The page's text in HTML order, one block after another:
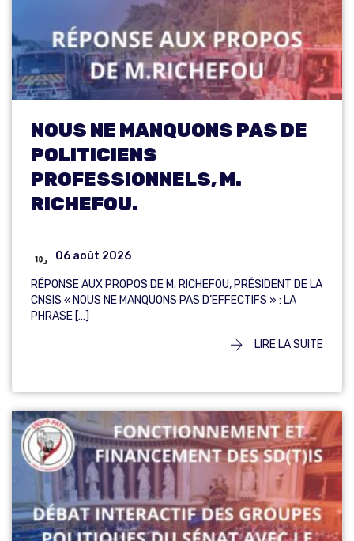
NOUS NE MANQUONS PAS DE
POLITICIENS
PROFESSIONNELS, M.
RICHEFOU.
06 août 2026
RÉPONSE AUX PROPOS DE M. RICHEFOU, PRÉSIDENT DE LA
CNSIS « NOUS NE MANQUONS PAS D’EFFECTIFS » : LA
PHRASE […]
LIRE LA SUITE